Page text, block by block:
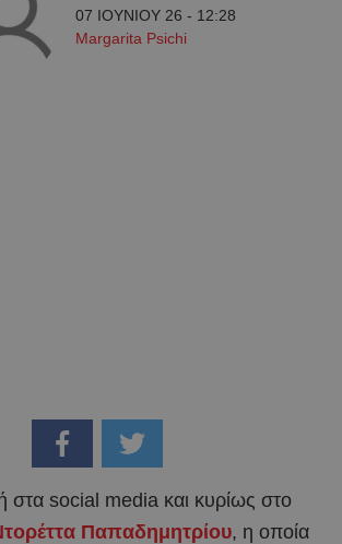
07 ΙΟΥΝΙΟΥ 26 - 12:28
Margarita Psichi
στα social media και κυρίως στο
Παπαδημητρίου, η οποία